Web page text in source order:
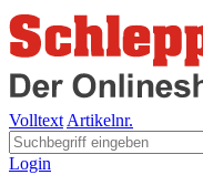
Volltext Artikelnr.
Login